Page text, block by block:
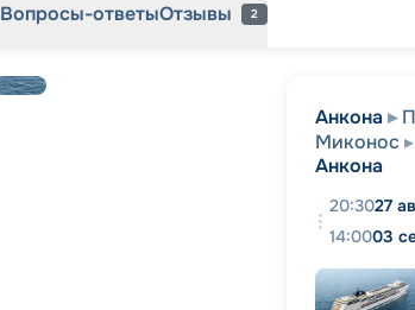
Вопросы-ответыОтзывы 2
Анкона
Миконос
Анкона
20:3027
14:0003